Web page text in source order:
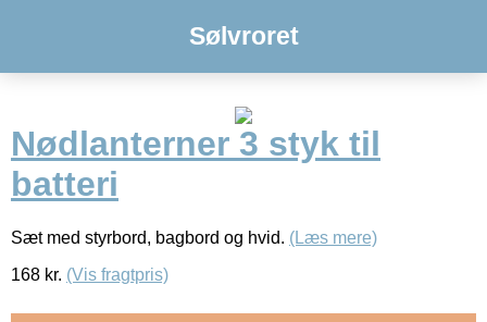
Sølvroret
Nødlanterner 3 styk til
batteri
Sæt med styrbord, bagbord og hvid. (Læs mere)
168 kr. (Vis fragtpris)